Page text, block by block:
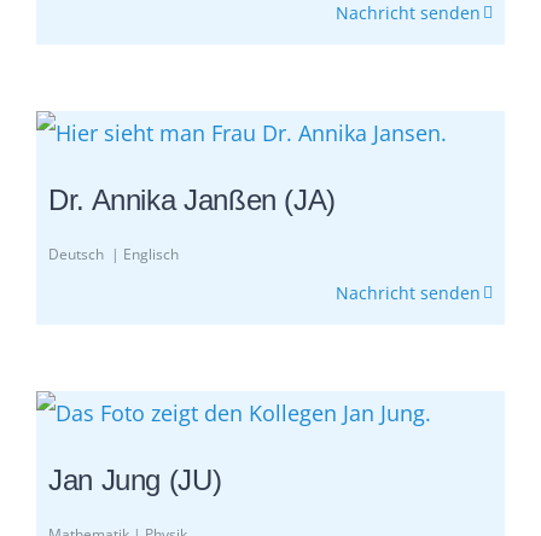
Nachricht senden
Dr. Annika Janßen (JA)
Deutsch | Englisch
Nachricht senden
Jan Jung (JU)